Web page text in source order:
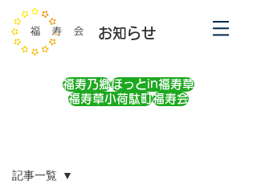
お知らせ
福寿乃郷ほっとin福寿草
福寿草小荷駄町福寿会
記事一覧